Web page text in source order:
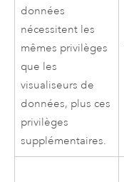
données
nécessitent les
mêmes privilèges
que les
visualiseurs de
données, plus ces
privilèges
supplémentaires.